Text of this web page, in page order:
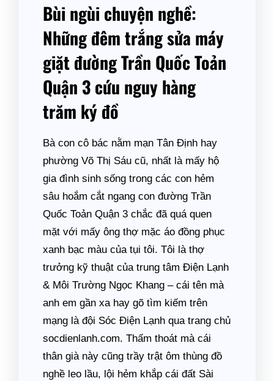
Bùi ngùi chuyện nghề:
Những đêm trắng sửa máy
giặt đường Trần Quốc Toản
Quận 3 cứu nguy hàng
trăm ký đồ
Bà con cô bác nằm mạn Tân Định hay
phường Võ Thị Sáu cũ, nhất là mấy hộ
gia đình sinh sống trong các con hẻm
sâu hoắm cắt ngang con đường Trần
Quốc Toản Quận 3 chắc đã quá quen
mặt với mấy ông thợ mặc áo đồng phục
xanh bạc màu của tụi tôi. Tôi là thợ
trưởng kỹ thuật của trung tâm Điện Lạnh
& Môi Trường Ngọc Khang – cái tên mà
anh em gần xa hay gõ tìm kiếm trên
mạng là đội Sóc Điện Lạnh qua trang chủ
socdienlanh.com. Thấm thoát mà cái
thân già này cũng trầy trật ôm thùng đồ
nghề leo lầu, lội hẻm khắp cái đất Sài